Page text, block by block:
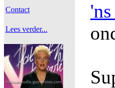
Contact
Lees verder...